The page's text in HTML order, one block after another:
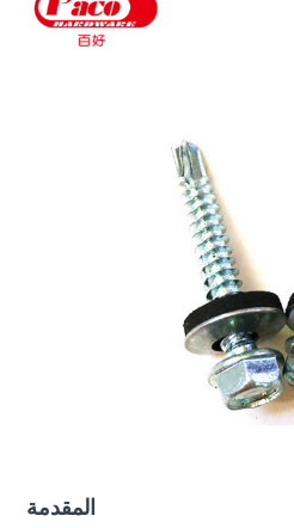
المقدمة